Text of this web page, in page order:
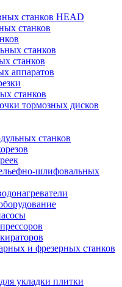
станков HEAD
станков
станков
станков
аппаратов
станков
тормозных дисков
станков
шлифовальных
и фрезерных станков
укладки плитки